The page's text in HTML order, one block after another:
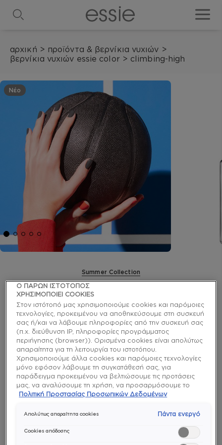
αρχική > προϊόντα & βερνίκια νυχιών >
βερνίκια νυχιών essie color > climbing-high
Νέο
Summer Collection
climbing high βερνίκι νυχιών
Ήσυχο, σταχτί-μαύρο vegan βερνίκι νυχιών με
κίτρινους τόνους
enamel
Ομοιόμορφο
χρώμα και
εφαρμογή
Ιδιαίτερα
χρώματα
Ο ΠΑΡΩΝ ΙΣΤΟΤΟΠΟΣ
ΧΡΗΣΙΜΟΠΟΙΕΙ COOKIES
Στον ιστότοπό μας χρησιμοποιούμε cookies και παρόμοιες
τεχνολογίες, προκειμένου να αποθηκεύσουμε στη συσκευή
σας ή/και να λάβουμε πληροφορίες από την συσκευή σας
(π.χ. διεύθυνση IP, πληροφορίες προγράμματος
περιήγησης (browser)). Ορισμένα cookies είναι απολύτως
απαραίτητα για τη λειτουργία του ιστοτόπου.
Χρησιμοποιούμε άλλα cookies και παρόμοιες τεχνολογίες
μόνο εφόσον λάβουμε τη συγκατάθεσή σας, για
παράδειγμα προκειμένου να βελτιώσουμε τις προτάσεις
μας, να αναλύσουμε τη χρήση, να προσαρμόσουμε το
περιεχόμενο στα ενδιαφέροντά σας ή να αναγνωρίσουμε
τα ενδιαφέροντά σας και να σας δείχνουμε σχετικό
προτάσεις. Μπορείτε να αποδεχθείτε cookies τα οποία δεν
είναι απαραίτητα («Αποδοχή όλων»), να τα απορρίψετε
Πολιτική Προστασίας Προσωπικών Δεδομένων
Απολύτως απαραίτητα cookies Πάντα ενεργό
Cookies απόδοσης